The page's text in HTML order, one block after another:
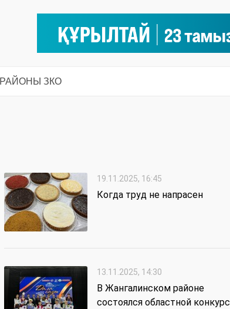
РАЙОНЫ ЗКО
19.11.2025, 16:45
Когда труд не напрасен
13.11.2025, 14:30
В Жангалинском районе
состоялся областной конкурс